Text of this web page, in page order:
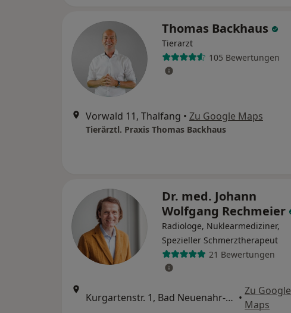
Thomas Backhaus
Tierarzt
105 Bewertungen
Vorwald 11, Thalfang • Zu Google Maps
Tierärztl. Praxis Thomas Backhaus
Dr. med. Johann
Wolfgang Rechmeier
Radiologe, Nuklearmediziner,
Spezieller Schmerztherapeut
21 Bewertungen
Kurgartenstr. 1, Bad Neuenahr-Ahrweiler •
Zu Google
Maps